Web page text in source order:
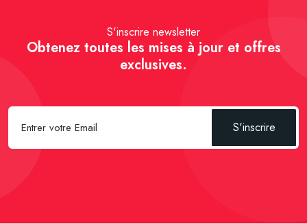
S'inscrire newsletter
Obtenez toutes les mises à jour et offres
exclusives.
S'inscrire